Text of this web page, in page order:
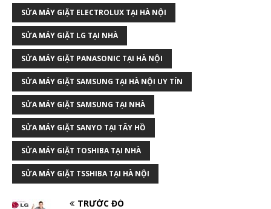
SỬA MÁY GIẶT ELECTROLUX TẠI HÀ NỘI
SỬA MÁY GIẶT LG TẠI NHÀ
SỬA MÁY GIẶT PANASONIC TẠI HÀ NỘI
SỬA MÁY GIẶT SAMSUNG TẠI HÀ NỘI UY TÍN
SỬA MÁY GIẶT SAMSUNG TẠI NHÀ
SỬA MÁY GIẶT SANYO TẠI TÂY HỒ
SỬA MÁY GIẶT TOSHIBA TẠI NHÀ
SỬA MÁY GIẶT TSSHIBA TẠI HÀ NỘI
TRƯỚC ĐÓ